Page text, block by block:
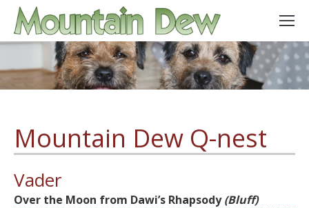
Mountain Dew Q-nest
Vader
Over the Moon from Dawi’s Rhapsody(Bluff)